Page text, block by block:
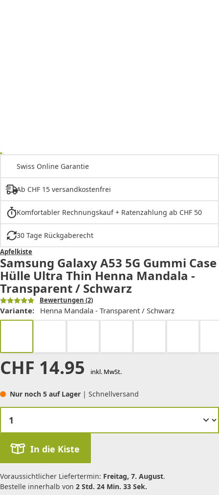
Swiss Online Garantie
Ab CHF 15 versandkostenfrei
Komfortabler Rechnungskauf + Ratenzahlung ab CHF 50
30 Tage Rückgaberecht
Apfelkiste
Samsung Galaxy A53 5G Gummi Case
Hülle Ultra Thin Henna Mandala -
Transparent / Schwarz
Bewertungen (2)
Variante: Henna Mandala - Transparent / Schwarz
CHF 14.95 inkl. MwSt.
Nur noch 5 auf Lager | Schnellversand
In die Kiste
Voraussichtlicher Liefertermin: Freitag, 7. August.
Bestelle innerhalb von 2 Std. 24 Min. 33 Sek.